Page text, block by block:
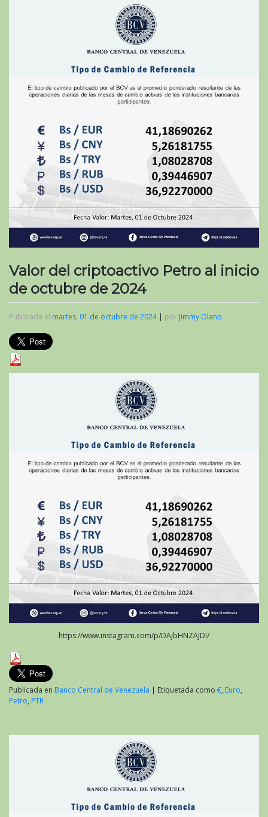
Valor del criptoactivo Petro al inicio
de octubre de 2024
Publicada el martes, 01 de octubre de 2024| por Jimmy Olano
https://www.instagram.com/p/DAjbHNZAJDI/
Publicada en Banco Central de Venezuela | Etiquetada como €, Euro,
Petro, PTR